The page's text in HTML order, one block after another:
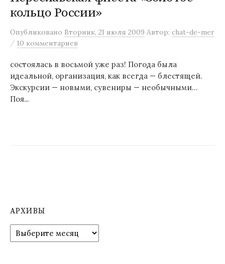
м
кольцо России»
Опубликовано Вторник, 21 июля 2009 Автор: chat-de-mer
/ 10 комментариев
состоялась в восьмой уже раз! Погода была
идеальной, организация, как всегда — блестящей.
Экскурсии — новыми, сувениры — необычными…
Поя...
АРХИВЫ
р